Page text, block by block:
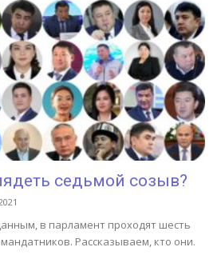
седьмой созыв?
в парламент проходят шесть
Рассказываем, кто они.